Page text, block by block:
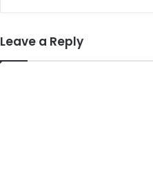
Leave a Reply